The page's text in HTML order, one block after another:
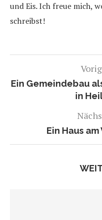
und Eis. Ich freue mich,
schreibst!
Ein Gemeindebau
in
Ein Haus